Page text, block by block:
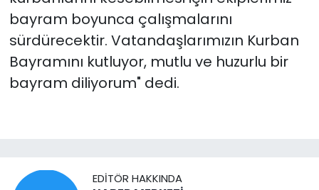
bayram boyunca çalışmalarını
sürdürecektir. Vatandaşlarımızın Kurban
Bayramını kutluyor, mutlu ve huzurlu bir
bayram diliyorum" dedi.
EDITÖR HAKKINDA